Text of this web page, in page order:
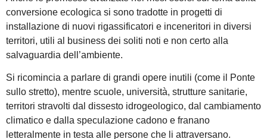
conversione ecologica si sono tradotte in progetti di
installazione di nuovi rigassificatori e inceneritori in diversi
territori, utili al business dei soliti noti e non certo alla
salvaguardia dell’ambiente.
Si ricomincia a parlare di grandi opere inutili (come il Ponte
sullo stretto), mentre scuole, università, strutture sanitarie,
territori stravolti dal dissesto idrogeologico, dal cambiamento
climatico e dalla speculazione cadono e franano
letteralmente in testa alle persone che li attraversano.